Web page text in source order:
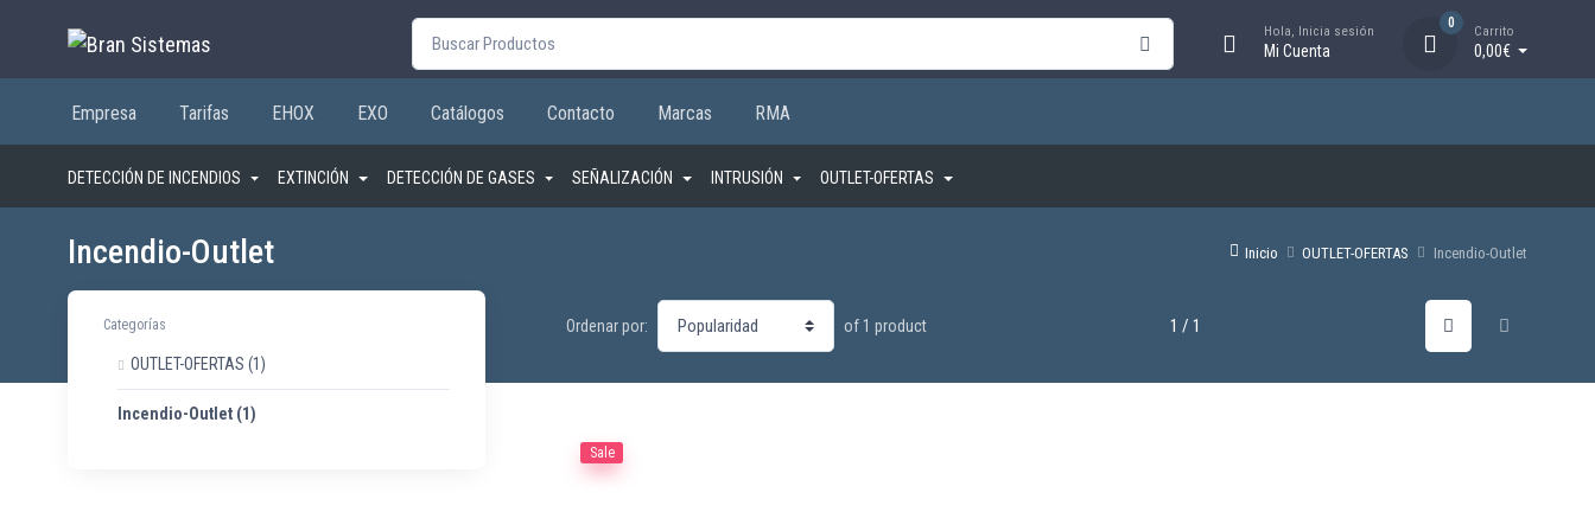
Buscar por: Hola, Inicia sesión
Mi Cuenta
0
Carrito
0,00€
Empresa Tarifas EHOX EXO Catálogos Contacto Marcas RMA
DETECCIÓN DE INCENDIOS EXTINCIÓN DETECCIÓN DE GASES SEÑALIZACIÓN INTRUSIÓN OUTLET-OFERTAS
Inicio OUTLET-OFERTAS Incendio-Outlet
Incendio-Outlet
Ordenar por: of 1 product 1 / 1
Sale
Categorías
OUTLET-OFERTAS (1)
Incendio-Outlet (1)